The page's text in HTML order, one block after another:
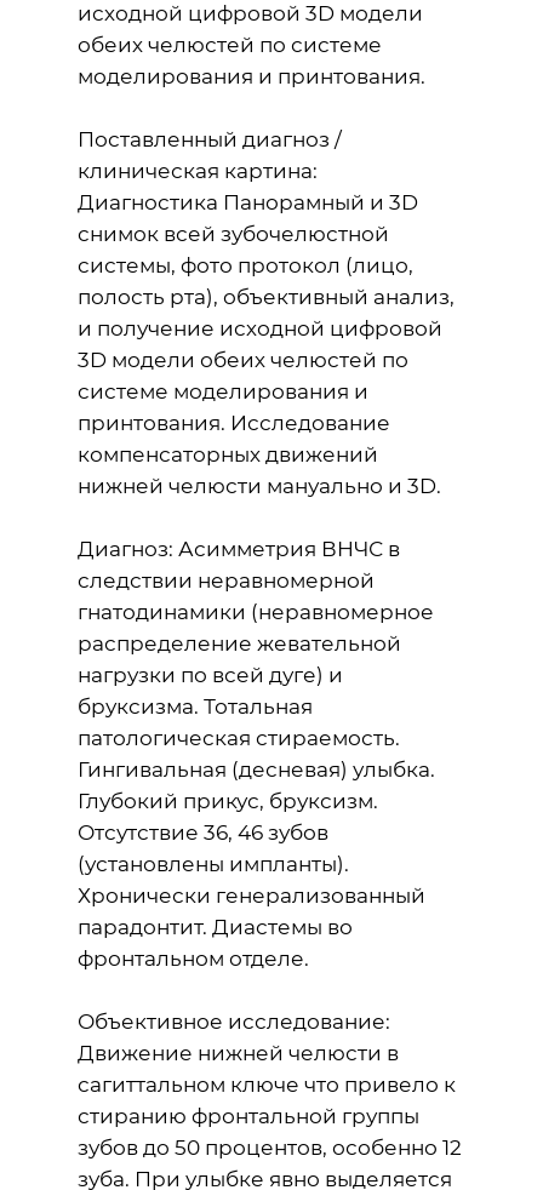
исходной цифровой 3D модели
обеих челюстей по системе
моделирования и принтования.
Поставленный диагноз /
клиническая картина:
Диагностика Панорамный и 3D
снимок всей зубочелюстной
системы, фото протокол (лицо,
полость рта), объективный анализ,
и получение исходной цифровой
3D модели обеих челюстей по
системе моделирования и
принтования. Исследование
компенсаторных движений
нижней челюсти мануально и 3D.
Диагноз: Асимметрия ВНЧС в
следствии неравномерной
гнатодинамики (неравномерное
распределение жевательной
нагрузки по всей дуге) и
бруксизма. Тотальная
патологическая стираемость.
Гингивальная (десневая) улыбка.
Глубокий прикус, бруксизм.
Отсутствие 36, 46 зубов
(установлены импланты).
Хронически генерализованный
парадонтит. Диастемы во
фронтальном отделе.
Объективное исследование:
Движение нижней челюсти в
сагиттальном ключе что привело к
стиранию фронтальной группы
зубов до 50 процентов, особенно 12
зуба. При улыбке явно выделяется